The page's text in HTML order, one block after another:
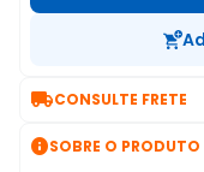
CONSULTE FRETE
SOBRE O PRODUTO